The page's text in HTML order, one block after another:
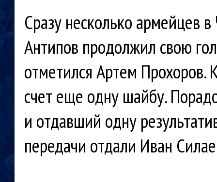
Сразу несколько армейцев
Антипов продолжил свою
отметился Артем Прохоров.
счет еще одну шайбу.
и отдавший одну
передачи отдали Иван